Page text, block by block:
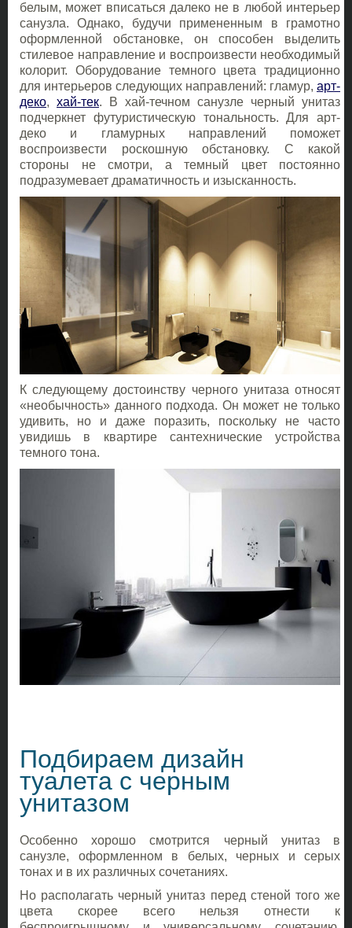
белым, может вписаться далеко не в любой интерьер
санузла. Однако, будучи примененным в грамотно
оформленной обстановке, он способен выделить
стилевое направление и воспроизвести необходимый
колорит. Оборудование темного цвета традиционно
для интерьеров следующих направлений: гламур, арт-
деко, хай-тек. В хай-течном санузле черный унитаз
подчеркнет футуристическую тональность. Для арт-
деко и гламурных направлений поможет
воспроизвести роскошную обстановку. С какой
стороны не смотри, а темный цвет постоянно
подразумевает драматичность и изысканность.
К следующему достоинству черного унитаза относят
«необычность» данного подхода. Он может не только
удивить, но и даже поразить, поскольку не часто
увидишь в квартире сантехнические устройства
темного тона.
Подбираем дизайн
туалета с черным
унитазом
Особенно хорошо смотрится черный унитаз в
санузле, оформленном в белых, черных и серых
тонах и в их различных сочетаниях.
Но располагать черный унитаз перед стеной того же
цвета скорее всего нельзя отнести к